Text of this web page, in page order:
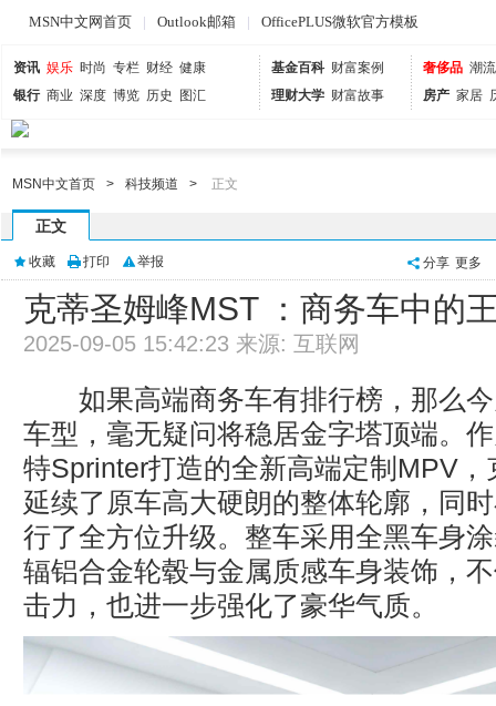
MSN中文网首页 | Outlook邮箱 | OfficePLUS微软官方模板
资讯 娱乐 时尚 专栏 财经 健康
银行 商业 深度 博览 历史 图汇
基金百科 财富案例
理财大学 财富故事
奢侈品 潮流
房产 家居
MSN中文首页 > 科技频道 > 正文
正文
收藏 打印 举报 分享 更多
克蒂圣姆峰MST ：商务车中的
2025-09-05 15:42:23 来源: 互联网
如果高端商务车有排行榜，那么今
车型，毫无疑问将稳居金字塔顶端。
特Sprinter打造的全新高端定制MPV，
延续了原车高大硬朗的整体轮廓，同
行了全方位升级。整车采用全黑车身
辐铝合金轮毂与金属质感车身装饰，
击力，也进一步强化了豪华气质。